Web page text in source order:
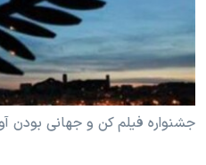
حقوق شهروندی
اقتصادی
علم و فناوری
انتخابات ریاست جمهوری آمریکا ۲۰۲۴
حمله جمهوری اسلامی به اسرائیل
رمز مهسا
زبانهای مختلف
جشنواره فیلم کن و جهانی بودن